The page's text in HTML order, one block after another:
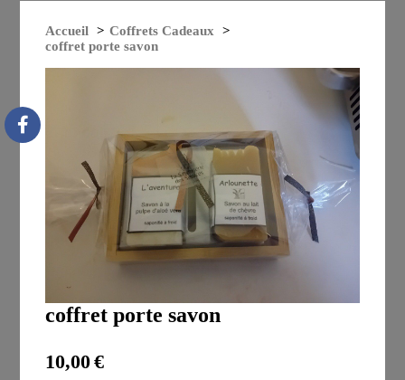
Accueil
Coffrets Cadeaux
coffret porte savon
coffret porte savon
10,00€